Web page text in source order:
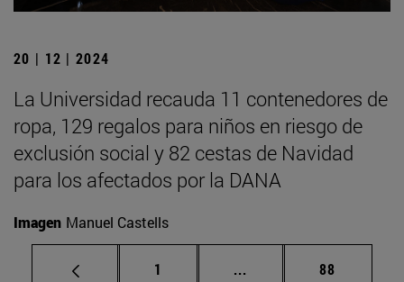
20 | 12 | 2024
La Universidad recauda 11 contenedores de
ropa, 129 regalos para niños en riesgo de
exclusión social y 82 cestas de Navidad
para los afectados por la DANA
Imagen Manuel Castells
Página
1 ... Páginas intermedias
Página
88